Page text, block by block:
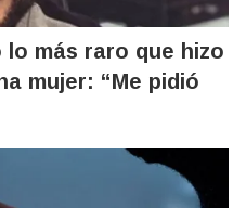
más raro que hizo
mujer: “Me pidió